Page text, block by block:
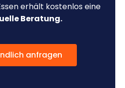
erhält kostenlos eine
Beratung.
anfragen